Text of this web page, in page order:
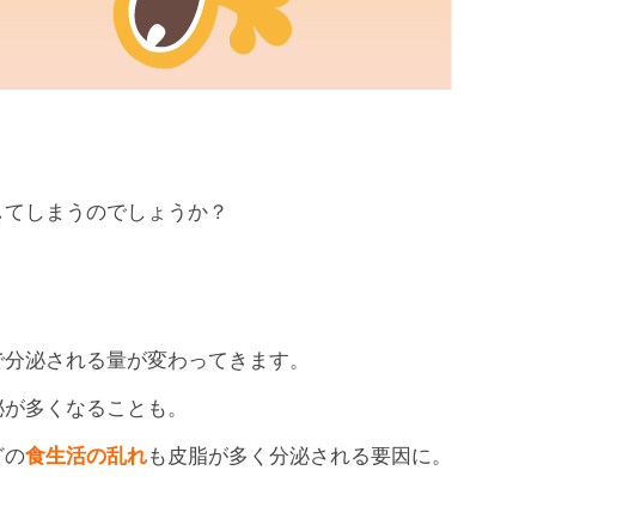
しまうのでしょうか？
泌される量が変わってきます。
多くなることも。
の食生活の乱れも皮脂が多く分泌される要因に。